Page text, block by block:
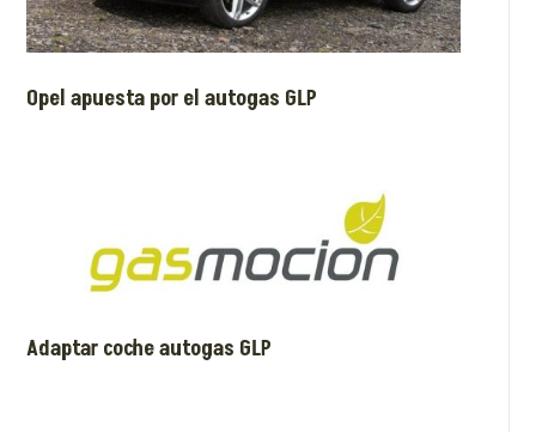
Opel apuesta por el autogas GLP
Adaptar coche autogas GLP